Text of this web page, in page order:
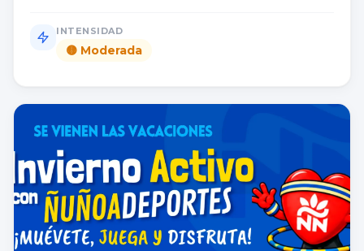
INTENSIDAD
🟡 Moderada